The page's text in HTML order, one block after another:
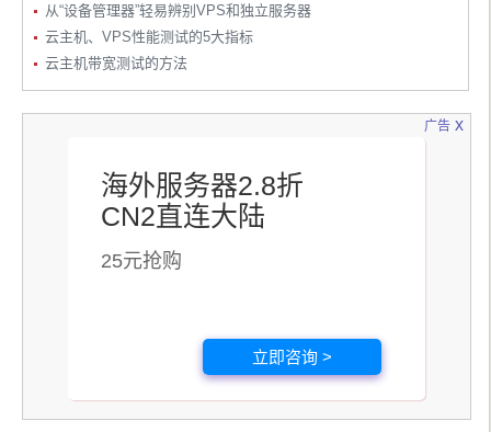
从“设备管理器”轻易辨别VPS和独立服务器
云主机、VPS性能测试的5大指标
云主机带宽测试的方法
广告
海外服务器2.8折
CN2直连大陆
25元抢购
立即咨询 >
x